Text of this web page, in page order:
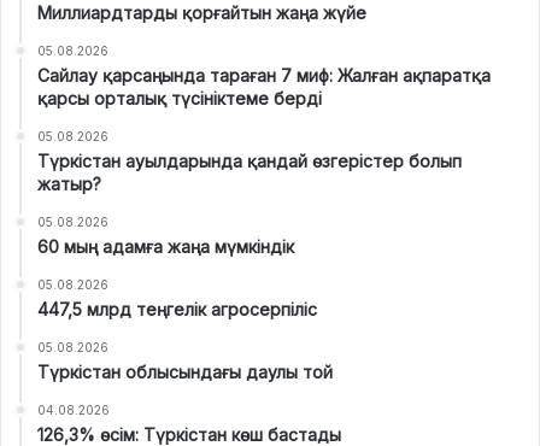
Миллиардтарды қорғайтын жаңа жүйе
05.08.2026
Сайлау қарсаңында тараған 7 миф: Жалған ақпаратқа
қарсы орталық түсініктеме берді
05.08.2026
Түркістан ауылдарында қандай өзгерістер болып
жатыр?
05.08.2026
60 мың адамға жаңа мүмкіндік
05.08.2026
447,5 млрд теңгелік агросерпіліс
05.08.2026
Түркістан облысындағы даулы той
04.08.2026
126,3% өсім: Түркістан көш бастады